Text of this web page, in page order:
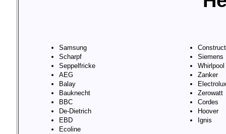
Samsung
Scharpf
Seppelfricke
AEG
Balay
Bauknecht
BBC
De-Dietrich
EBD
Ecoline
Siemens
Whirlpool
Zanker
Zerowatt
Cordes
Hoover
Ignis